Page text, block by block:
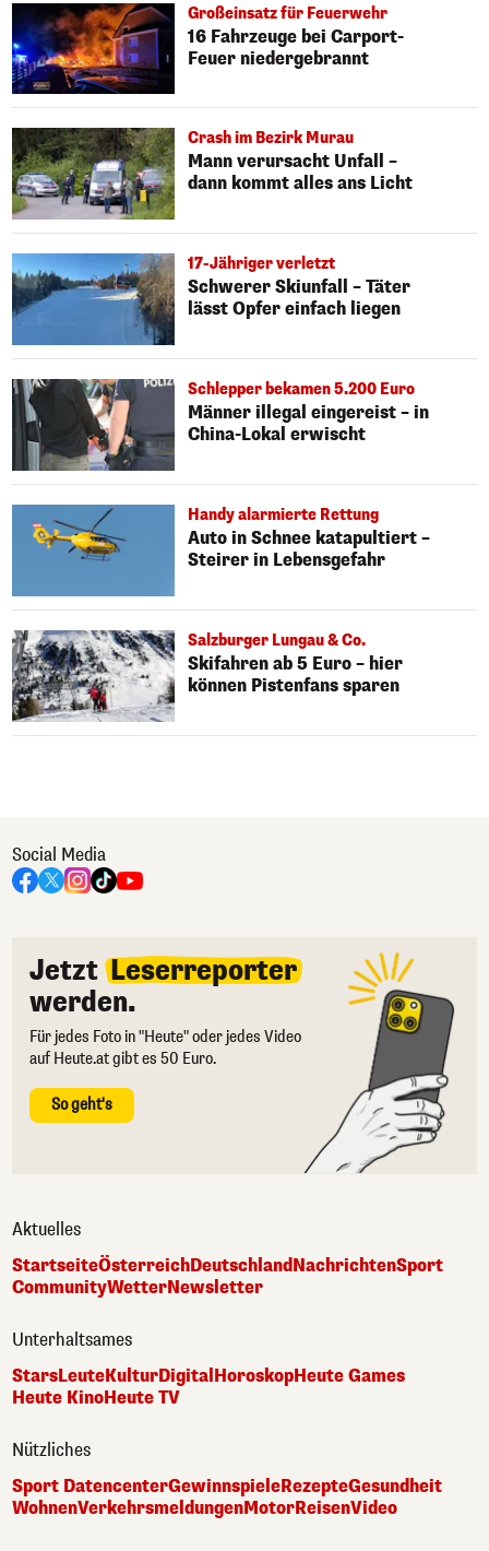
Großeinsatz für Feuerwehr
16 Fahrzeuge bei Carport-
Feuer niedergebrannt
Crash im Bezirk Murau
Mann verursacht Unfall –
dann kommt alles ans Licht
17-Jähriger verletzt
Schwerer Skiunfall – Täter
lässt Opfer einfach liegen
Schlepper bekamen 5.200 Euro
Männer illegal eingereist – in
China-Lokal erwischt
Handy alarmierte Rettung
Auto in Schnee katapultiert –
Steirer in Lebensgefahr
Salzburger Lungau & Co.
Skifahren ab 5 Euro – hier
können Pistenfans sparen
Social Media
Jetzt Leserreporter
werden.
Für jedes Foto in "Heute" oder jedes Video
auf Heute.at gibt es 50 Euro.
So geht's
Aktuelles
StartseiteÖsterreichDeutschlandNachrichtenSport
CommunityWetterNewsletter
Unterhaltsames
StarsLeuteKulturDigitalHoroskopHeute Games
Heute KinoHeute TV
Nützliches
Sport DatencenterGewinnspieleRezepteGesundheit
WohnenVerkehrsmeldungenMotorReisenVideo